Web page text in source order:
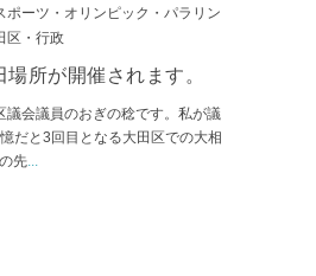
ポーツ・オリンピック・パラリン
区・行政
所が開催されます。
議会議員のおぎの稔です。私が議
だと3回目となる大田区での大相
先